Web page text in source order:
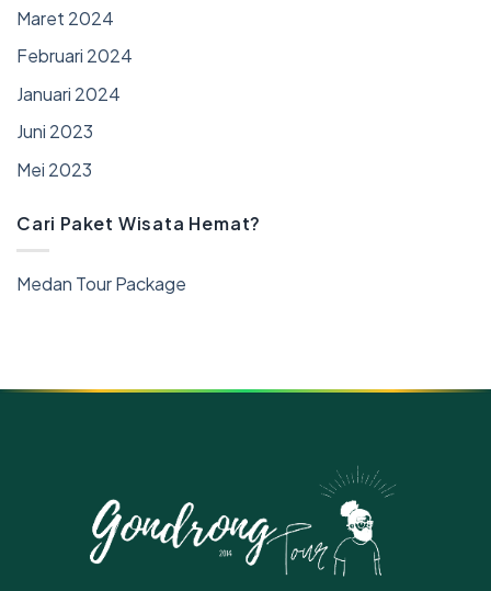
Maret 2024
Februari 2024
Januari 2024
Juni 2023
Mei 2023
Cari Paket Wisata Hemat?
Medan Tour Package